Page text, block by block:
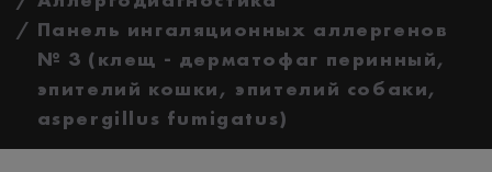
Панель ингаляционных аллергенов
№ 3 (клещ - дерматофаг перинный,
эпителий кошки, эпителий собаки,
aspergillus fumigatus)